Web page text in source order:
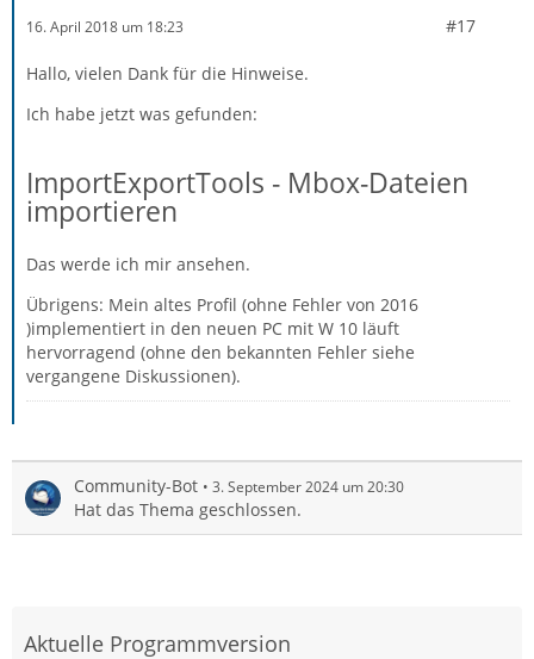
16. April 2018 um 18:23 #17
Hallo, vielen Dank für die Hinweise.
Ich habe jetzt was gefunden:
ImportExportTools - Mbox-Dateien
importieren
Das werde ich mir ansehen.
Übrigens: Mein altes Profil (ohne Fehler von 2016
)implementiert in den neuen PC mit W 10 läuft
hervorragend (ohne den bekannten Fehler siehe
vergangene Diskussionen).
Community-Bot 3. September 2024 um 20:30
Hat das Thema geschlossen.
Aktuelle Programmversion